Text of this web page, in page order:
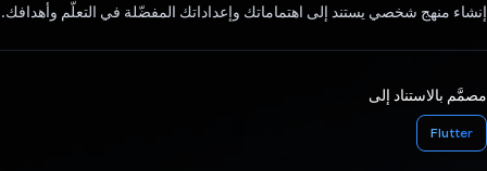
إنشاء منهج شخصي يستند إلى اهتماماتك وإعداداتك المفضّلة في التعلّم وأهدافك.
مصمَّم بالاستناد إلى
Flutter